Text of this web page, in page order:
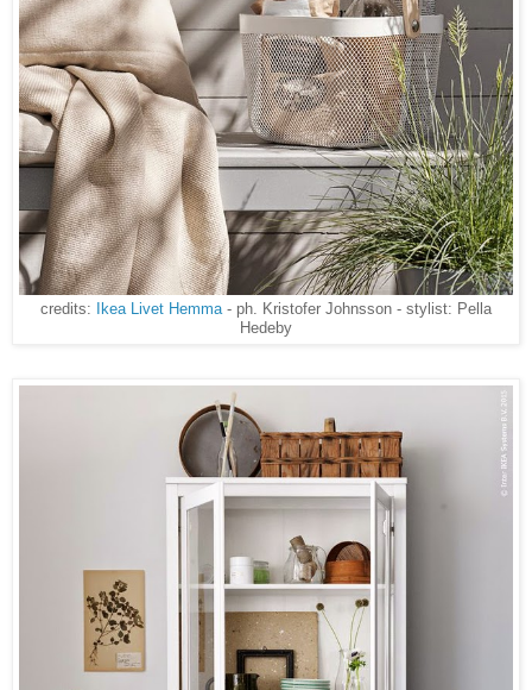
credits: Ikea Livet Hemma- ph. Kristofer Johnsson - stylist: Pella
Hedeby